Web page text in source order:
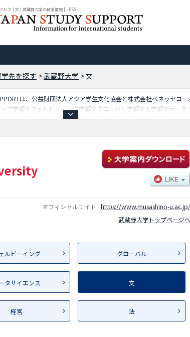
セス | 文 | 武蔵野大学の留学情報 | JPSS
先を探す >武蔵野大学 >文
は、公益財団法人アジア学生文化協会と株式会社ベネッセコ
プ学部やウェルビーイング学部やグローバル学部や工学部やデー
で、武蔵野大学に関する留学情報をお探しの方は是非ご利用下さ
オフィシャルサイト: https://www.musashino-u.ac.jp/
武蔵野大学トップページへ
ルビーイング グローバル
タサイエンス 文
経営 法